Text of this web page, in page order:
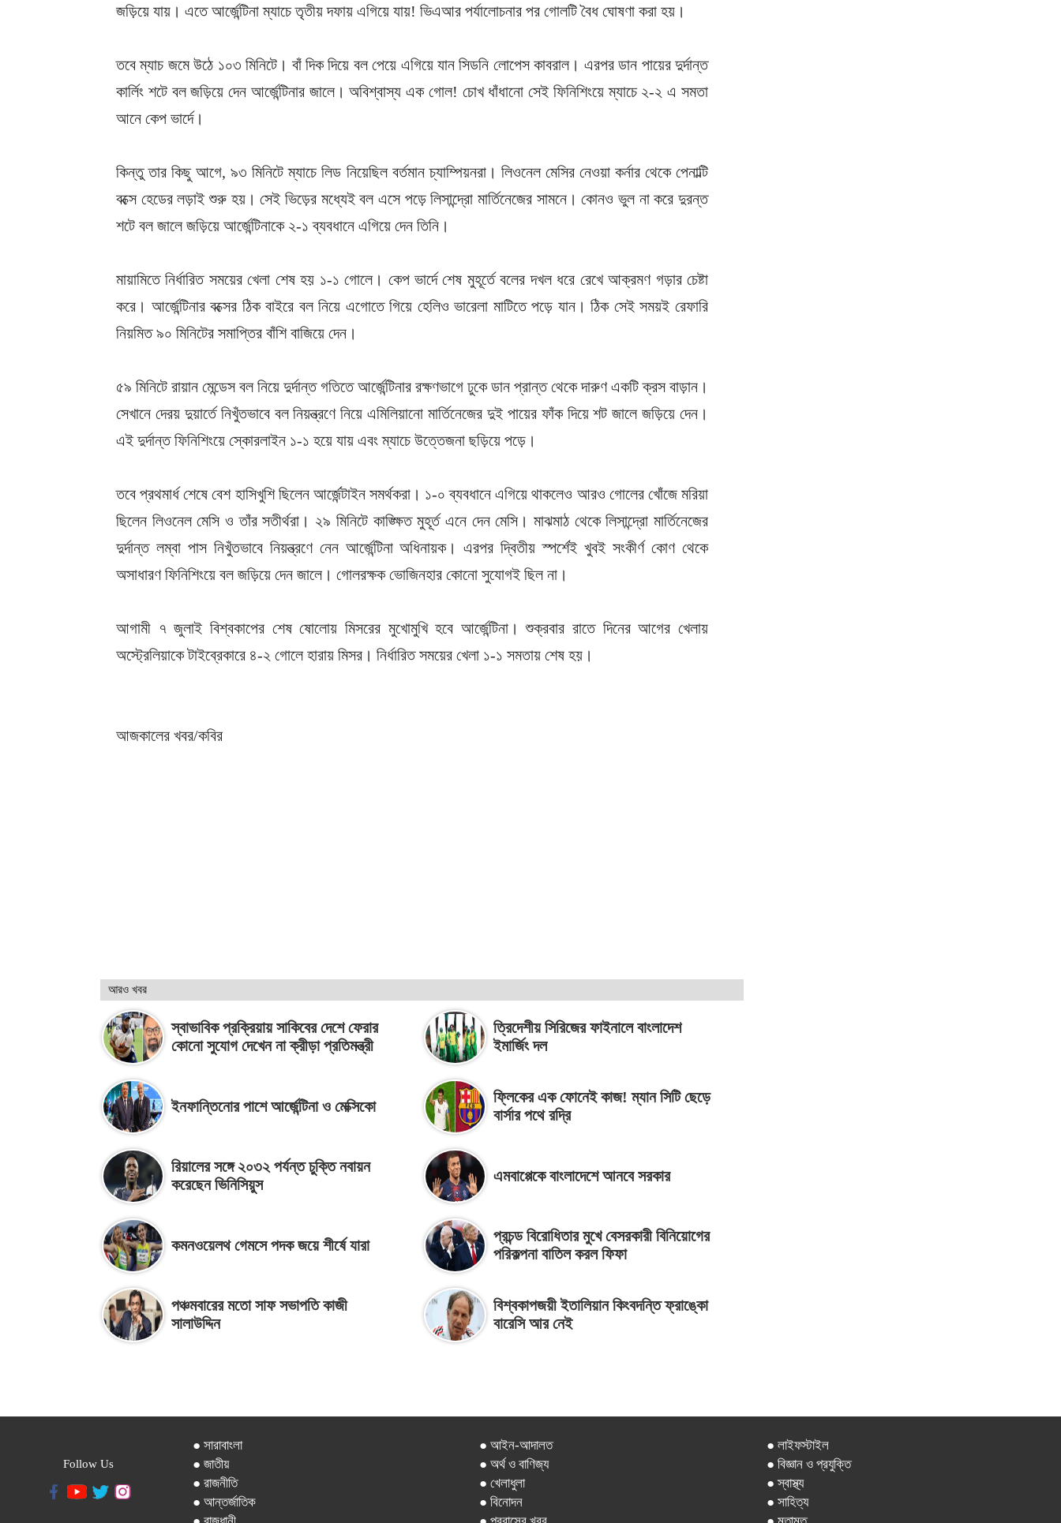
জড়িয়ে যায়। এতেআর্জেন্টিনা ম্যাচে তৃতীয় দফায় এগিয়ে যায়! ভিএআর পর্যালোচনার পর গোলটি বৈধ ঘোষণা করা হয়।
তবে ম্যাচ জমে উঠে ১০৩ মিনিটে। বাঁ দিক দিয়ে বল পেয়ে এগিয়ে যান সিডনি লোপেস কাবরাল। এরপর ডান পায়ের দুর্দান্ত
কার্লিং শটে বল জড়িয়ে দেন আর্জেন্টিনার জালে। অবিশ্বাস্য এক গোল! চোখ ধাঁধানো সেই ফিনিশিংয়ে ম্যাচে ২-২ এ সমতা
আনে কেপ ভার্দে।
কিন্তু তার কিছু আগে, ৯৩ মিনিটে ম্যাচে লিড নিয়েছিল বর্তমান চ্যাম্পিয়নরা। লিওনেল মেসির নেওয়া কর্নার থেকে পেনাল্টি
বক্সে হেডের লড়াই শুরু হয়। সেই ভিড়ের মধ্যেই বল এসে পড়ে লিসান্দ্রো মার্তিনেজের সামনে। কোনও ভুল না করে দুরন্ত
শটে বল জালে জড়িয়ে আর্জেন্টিনাকে ২-১ ব্যবধানে এগিয়ে দেন তিনি।
মায়ামিতে নির্ধারিত সময়ের খেলা শেষ হয় ১-১ গোলে। কেপ ভার্দে শেষ মুহূর্তে বলের দখল ধরে রেখে আক্রমণ গড়ার চেষ্টা
করে। আর্জেন্টিনার বক্সের ঠিক বাইরে বল নিয়ে এগোতে গিয়ে হেলিও ভারেলা মাটিতে পড়ে যান। ঠিক সেই সময়ই রেফারি
নিয়মিত ৯০ মিনিটের সমাপ্তির বাঁশি বাজিয়ে দেন।
৫৯ মিনিটে রায়ান মেন্ডেস বল নিয়ে দুর্দান্ত গতিতে আর্জেন্টিনার রক্ষণভাগে ঢুকে ডান প্রান্ত থেকে দারুণ একটি ক্রস বাড়ান।
সেখানে দেরয় দুয়ার্তে নিখুঁতভাবে বল নিয়ন্ত্রণে নিয়ে এমিলিয়ানো মার্তিনেজের দুই পায়ের ফাঁক দিয়ে শট জালে জড়িয়ে দেন।
এই দুর্দান্ত ফিনিশিংয়ে স্কোরলাইন ১-১ হয়ে যায় এবং ম্যাচে উত্তেজনা ছড়িয়ে পড়ে।
তবে প্রথমার্ধ শেষে বেশ হাসিখুশি ছিলেন আর্জেন্টাইন সমর্থকরা। ১-০ ব্যবধানে এগিয়ে থাকলেও আরও গোলের খোঁজে মরিয়া
ছিলেন লিওনেল মেসি ও তাঁর সতীর্থরা। ২৯ মিনিটে কাঙ্ক্ষিত মুহূর্ত এনে দেন মেসি। মাঝমাঠ থেকে লিসান্দ্রো মার্তিনেজের
দুর্দান্ত লম্বা পাস নিখুঁতভাবে নিয়ন্ত্রণে নেন আর্জেন্টিনা অধিনায়ক। এরপর দ্বিতীয় স্পর্শেই খুবই সংকীর্ণ কোণ থেকে
অসাধারণ ফিনিশিংয়ে বল জড়িয়ে দেন জালে। গোলরক্ষক ভোজিনহার কোনো সুযোগই ছিল না।
আগামী ৭ জুলাই বিশ্বকাপের শেষ ষোলোয় মিসরের মুখোমুখি হবে আর্জেন্টিনা। শুক্রবার রাতে দিনের আগের খেলায়
অস্ট্রেলিয়াকে টাইব্রেকারে ৪-২ গোলে হারায় মিসর। নির্ধারিত সময়ের খেলা ১-১ সমতায় শেষ হয় ।
আজকালের খবর/কবির
আরও খবর
স্বাভাবিক প্রক্রিয়ায় সাকিবের দেশে ফেরার
কোনো সুযোগ দেখেন না ক্রীড়া প্রতিমন্ত্রী
ত্রিদেশীয় সিরিজের ফাইনালে বাংলাদেশ
ইমার্জিং দল
ইনফান্তিনোর পাশে আর্জেন্টিনা ও মেক্সিকো
ফ্লিকের এক ফোনেই কাজ! ম্যান সিটি ছেড়ে
বার্সার পথে রদ্রি
রিয়ালের সঙ্গে ২০৩২ পর্যন্ত চুক্তি নবায়ন
করেছেন ভিনিসিয়ুস
এমবাপ্পেকে বাংলাদেশে আনবে সরকার
কমনওয়েলথ গেমসে পদক জয়ে শীর্ষে যারা
প্রচন্ড বিরোধিতার মুখে বেসরকারী বিনিয়োগের
পরিকল্পনা বাতিল করল ফিফা
পঞ্চমবারের মতো সাফ সভাপতি কাজী
সালাউদ্দিন
বিশ্বকাপজয়ী ইতালিয়ান কিংবদন্তি ফ্রাঙ্কো
বারেসি আর নেই
Follow Us
● সারাবাংলা
● জাতীয়
● রাজনীতি
● আন্তর্জাতিক
● আইন-আদালত
● অর্থ ও বাণিজ্য
● খেলাধুলা
● বিনোদন
● লাইফস্টাইল
● বিজ্ঞান ও প্রযুক্তি
● স্বাস্থ্য
● সাহিত্য